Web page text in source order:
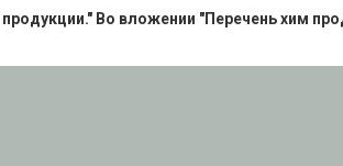
Во вложении "Перечень хим